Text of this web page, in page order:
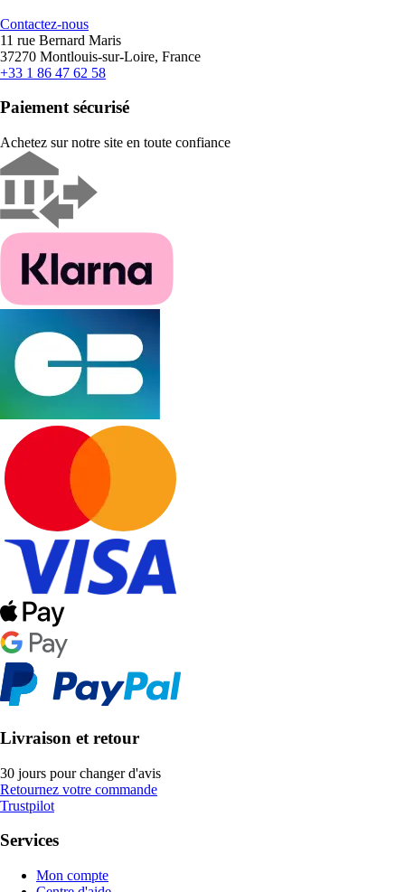
Contactez-nous
11 rue Bernard Maris
37270 Montlouis-sur-Loire, France
+33 1 86 47 62 58
Paiement sécurisé
Achetez sur notre site en toute confiance
Livraison et retour
30 jours pour changer d'avis
Retournez votre commande
Trustpilot
Services
Mon compte